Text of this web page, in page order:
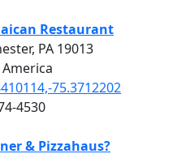
Restaurant
PA 19013
75.3712202
4530
& Pizzahaus?